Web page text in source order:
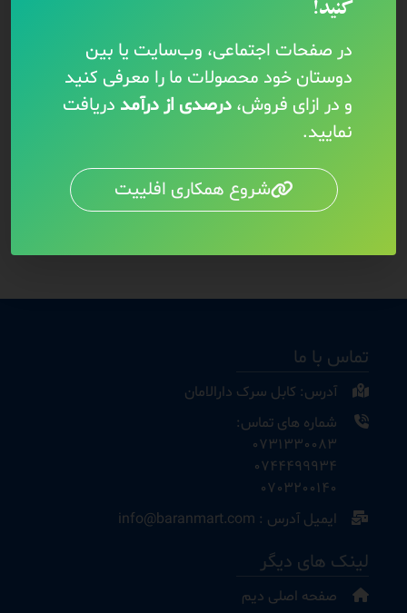
کنید!
در صفحات اجتماعی، وب‌سایت یا بین
دوستان خود محصولات ما را معرفی کنید
و در ازای فروش، درصدی از درآمد دریافت
نمایید.
شروع همکاری افلییت
تماس با ما
آدرس: کابل سرک دارالامان
شماره های تماس:
0731330083
0744499934
0703200140
ایمیل آدرس : info@baranmart.com
لینک های دیگر
صفحه اصلی دیم